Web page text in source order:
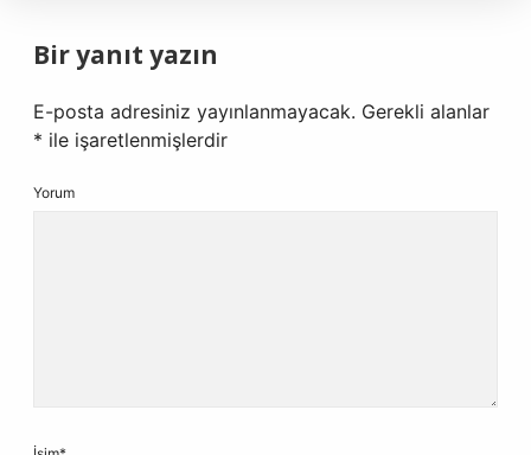
Bir yanıt yazın
E-posta adresiniz yayınlanmayacak. Gerekli alanlar
* ile işaretlenmişlerdir
Yorum